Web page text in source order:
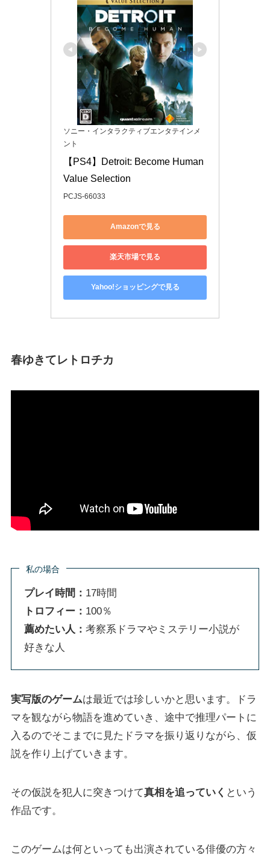
ソニー・インタラクティブエンタテインメ
ント
【PS4】Detroit: Become Human
Value Selection
PCJS-66033
Amazonで見る
楽天市場で見る
Yahoo!ショッピングで見る
春ゆきてレトロチカ
私の場合
プレイ時間： 17時間
トロフィー： 100％
薦めたい人：考察系ドラマやミステリー小説が
好きな人
実写版のゲームは最近では珍しいかと思います。ドラ
マを観ながら物語を進めていき、途中で推理パートに
入るのでそこまでに見たドラマを振り返りながら、仮
説を作り上げていきます。
その仮説を犯人に突きつけて真相を追っていく という
作品です。
このゲームは何といっても出演されている俳優の方々